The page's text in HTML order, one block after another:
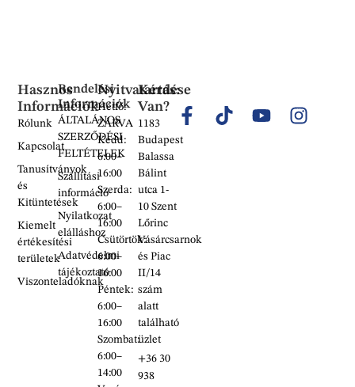
Hasznos
Információk
Rólunk
Kapcsolat
Tanusítványok
és
Kitüntetések
Kiemelt
értékesítési
területek
Viszonteladóknak
Rendelési
Információk
ÁLTALÁNOS
SZERZŐDÉSI
FELTÉTELEK
Szállítási
információ
Nyilatkozat
elálláshoz
Adatvédelmi
tájékoztató
Kérdése
Van?
1183
Budapest
Balassa
Bálint
utca 1-
10 Szent
Lőrinc
Vásárcsarnok
és Piac
II/14
szám
alatt
található
üzlet
+36 30
938
Nyitvatartás:
Hétfő:
ZÁRVA
Kedd:
6:00–
16:00
Szerda:
6:00–
16:00
Csütörtök:
6:00–
16:00
Péntek:
6:00–
16:00
Szombat:
6:00–
14:00